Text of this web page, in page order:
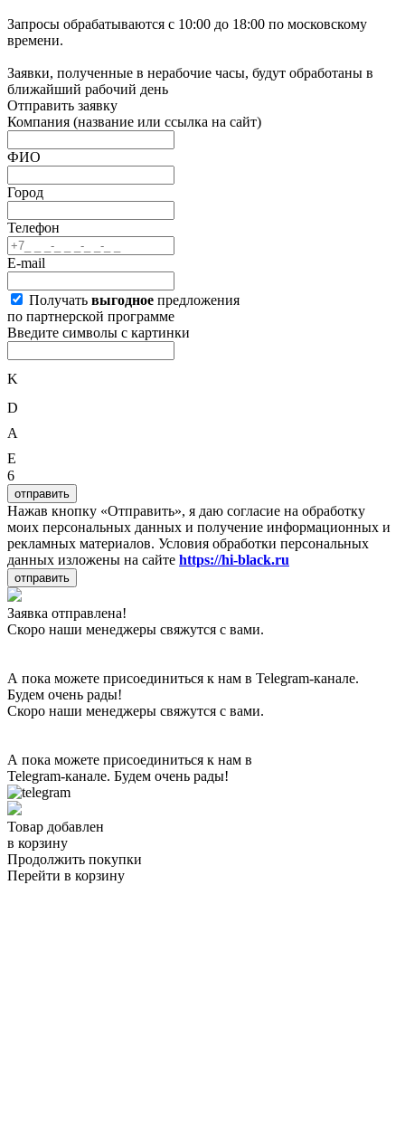
Запросы обрабатываются с 10:00 до 18:00 по московскому
времени.
Заявки, полученные в нерабочие часы, будут обработаны в
ближайший рабочий день
Отправить заявку
Компания (название или ссылка на сайт)
ФИО
Город
Телефон
E-mail
Получать выгодное предложения
по партнерской программе
Введите символы с картинки
K
D
A
E
6
отправить
Нажав кнопку «Отправить», я даю согласие на обработку
моих персональных данных и получение информационных и
рекламных материалов. Условия обработки персональных
данных изложены на сайте https://hi-black.ru
отправить
Заявка отправлена!
Скоро наши менеджеры свяжутся с вами.
А пока можете присоединиться к нам в Telegram-канале.
Будем очень рады!
Скоро наши менеджеры свяжутся с вами.
А пока можете присоединиться к нам в
Telegram-канале. Будем очень рады!
Товар добавлен
в корзину
Продолжить покупки
Перейти в корзину